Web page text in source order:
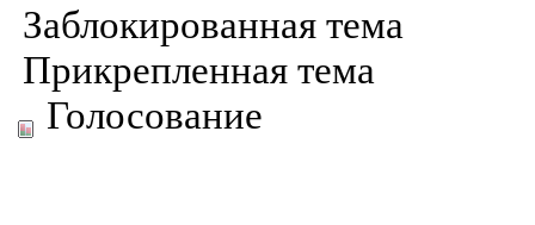
Заблокированная тема
Прикрепленная тема
Голосование